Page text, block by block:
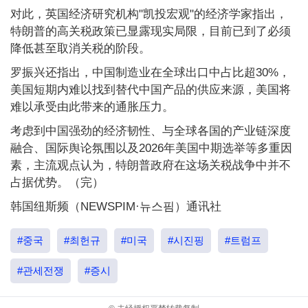
对此，英国经济研究机构"凯投宏观"的经济学家指出，
特朗普的高关税政策已显露现实局限，目前已到了必须
降低甚至取消关税的阶段。
罗振兴还指出，中国制造业在全球出口中占比超30%，
美国短期内难以找到替代中国产品的供应来源，美国将
难以承受由此带来的通胀压力。
考虑到中国强劲的经济韧性、与全球各国的产业链深度
融合、国际舆论氛围以及2026年美国中期选举等多重因
素，主流观点认为，特朗普政府在这场关税战争中并不
占据优势。（完）
韩国纽斯频（NEWSPIM·뉴스핌）通讯社
#중국 #최헌규 #미국 #시진핑 #트럼프
#관세전쟁 #증시